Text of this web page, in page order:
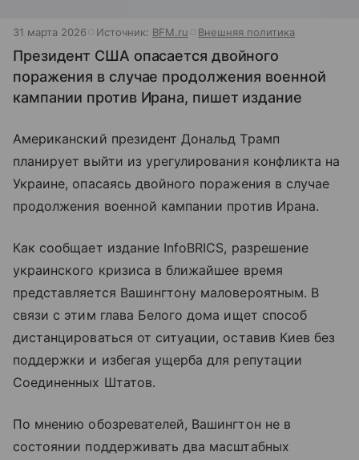
31 марта 2026 Источник: BFM.ru Внешняя политика
Президент США опасается двойного
поражения в случае продолжения военной
кампании против Ирана, пишет издание
Американский президент Дональд Трамп
планирует выйти из урегулирования конфликта на
Украине, опасаясь двойного поражения в случае
продолжения военной кампании против Ирана.
Как сообщает издание InfoBRICS, разрешение
украинского кризиса в ближайшее время
представляется Вашингтону маловероятным. В
связи с этим глава Белого дома ищет способ
дистанцироваться от ситуации, оставив Киев без
поддержки и избегая ущерба для репутации
Соединенных Штатов.
По мнению обозревателей, Вашингтон не в
состоянии поддерживать два масштабных